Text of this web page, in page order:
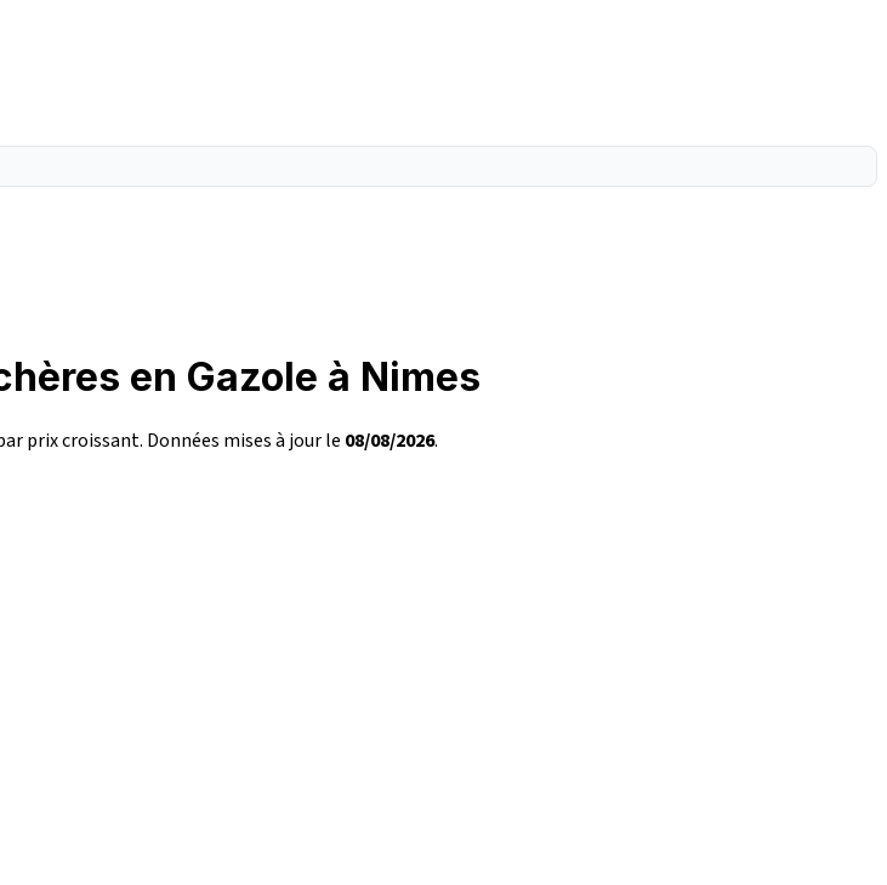
en Gazole à Nimes
prix croissant. Données mises à jour le 08/08/2026.